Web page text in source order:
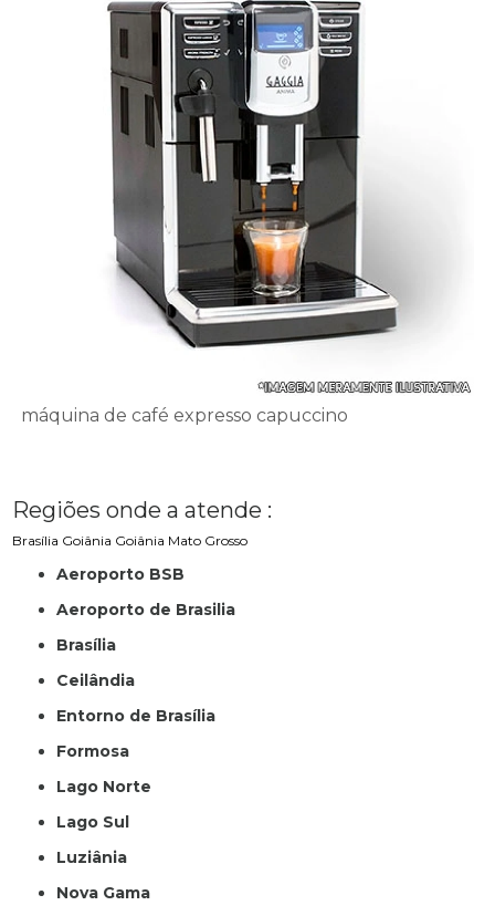
máquina de café expresso capuccino
Regiões onde a atende :
Brasília Goiânia Goiânia Mato Grosso
Aeroporto BSB
Aeroporto de Brasilia
Brasília
Ceilândia
Entorno de Brasília
Formosa
Lago Norte
Lago Sul
Luziânia
Nova Gama